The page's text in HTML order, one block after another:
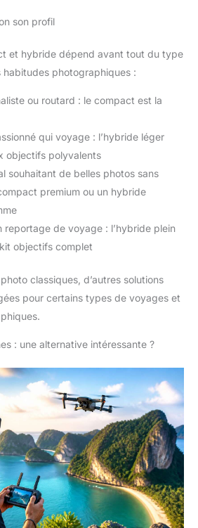
son profil
et hybride dépend avant tout du type
photographiques :
ou routard : le compact est la
qui voyage : l’hybride léger
objectifs polyvalents
souhaitant de belles photos sans
premium ou un hybride
reportage de voyage : l’hybride plein
objectifs complet
classiques, d’autres solutions
pour certains types de voyages et
: une alternative intéressante ?